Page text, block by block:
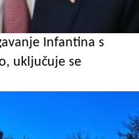
Infantina s
uključuje se